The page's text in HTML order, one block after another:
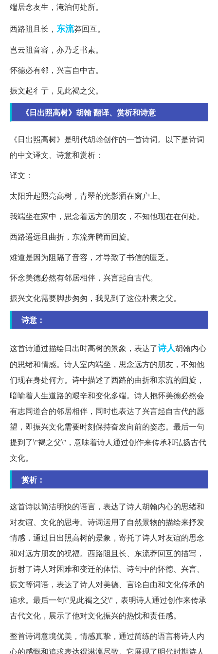
端居念友生，淹泊何处所。
西路阻且长， 东流莽回互。
岂云阻音容，亦乃乏书素。
怀德必有邻，兴言自中古。
振文起彳亍，见此褐之父。
《日出照高树》胡翰 翻译、赏析和诗意
《日出照高树》是明代胡翰创作的一首诗词。以下是诗词
的中文译文、诗意和赏析：
译文：
太阳升起照亮高树，青翠的光影洒在窗户上。
我端坐在家中，思念着远方的朋友，不知他现在在何处。
西路遥远且曲折，东流奔腾而回旋。
难道是因为阻隔了音容，才导致了书信的匮乏。
怀念美德必然有邻居相伴，兴言起自古代。
振兴文化需要脚步匆匆，我见到了这位朴素之父。
诗意：
这首诗通过描绘日出时高树的景象，表达了诗人胡翰内心
的思绪和情感。诗人室内端坐，思念远方的朋友，不知他
们现在身处何方。诗中描述了西路的曲折和东流的回旋，
暗喻着人生道路的艰辛和变化多端。诗人抱怀美德必然会
有志同道合的邻居相伴，同时也表达了兴言起自古代的愿
望，即振兴文化需要时刻保持奋发向前的姿态。最后一句
提到了\"褐之父\"，意味着诗人通过创作来传承和弘扬古代
文化。
赏析：
这首诗以简洁明快的语言，表达了诗人胡翰内心的思绪和
对友谊、文化的思考。诗词运用了自然景物的描绘来抒发
情感，通过日出照高树的景象，寄托了诗人对友谊的思念
和对远方朋友的祝福。西路阻且长、东流莽回互的描写，
折射了诗人对困难和变迁的体悟。诗句中的怀德、兴言、
振文等词语，表达了诗人对美德、言论自由和文化传承的
追求。最后一句\"见此褐之父\"，表明诗人通过创作来传承
古代文化，展示了他对文化振兴的热忱和责任感。
整首诗词意境优美，情感真挚，通过简练的语言将诗人内
心的感慨和追求表达得淋漓尽致。它展现了明代时期诗人